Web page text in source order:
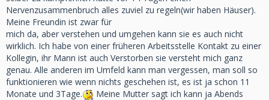
Nervenzusammenbruch alles zuviel zu regeln(wir haben Häuser).
Meine Freundin ist zwar für
mich da, aber verstehen und umgehen kann sie es auch nicht
wirklich. Ich habe von einer früheren Arbeitsstelle Kontakt zu einer
Kollegin, ihr Mann ist auch Verstorben sie versteht mich ganz
genau. Alle anderen im Umfeld kann man vergessen, man soll so
funktionieren wie wenn nichts geschehen ist, es ist ja schon 11
Monate und 3Tage.
Meine Mutter sagt ich kann ja Abends